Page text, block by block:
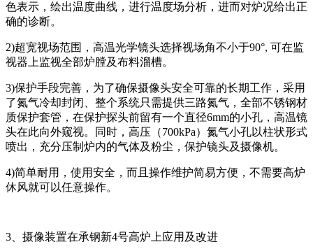
色表示，绘出温度曲线，进行温度场分析，进而对炉况给出正
确的诊断。
2)超宽视场范围，高温光学镜头选择视场角不小于90°, 可在监
视器上监视全部炉膛及布料溜槽。
3)保护手段完善，为了确保摄像头安全可靠的长期工作，采用
了氮气冷却封闭、整个系统只需提供三路氮气，全部不锈钢材
质保护套管，在保护探头前留有一个直径6mm的小孔，高温镜
头在此向外窥视。同时，高压（700kPa）氮气小孔以柱状形式
喷出，充分压制炉内的气体及粉尘，保护镜头及摄像机。
4)简单耐用，使用安全，而且操作维护简易方便，不需要高炉
休风就可以任意操作。
3、摄像装置在承钢新4号高炉上应用及改进